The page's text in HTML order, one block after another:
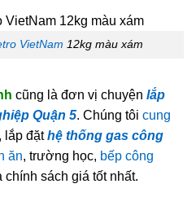
VietNam 12kg màu xám
cũng là đơn vị chuyện lắp
Quận 5. Chúng tôi cung
lắp đặthệ thống gas công
ăn, trường học, bếp công
sách giá tốt nhất.